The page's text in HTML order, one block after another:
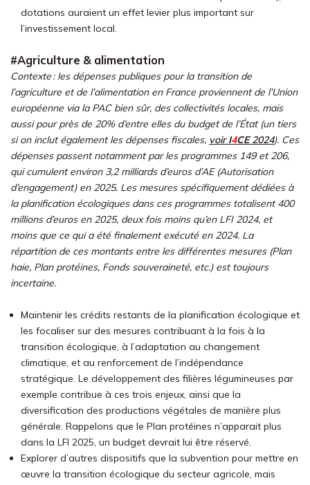
dotations auraient un effet levier plus important sur
l’investissement local.
#Agriculture & alimentation
Contexte : les dépenses publiques pour la transition de
l’agriculture et de l’alimentation en France proviennent de l’Union
européenne via la PAC bien sûr, des collectivités locales, mais
aussi pour près de 20% d’entre elles du budget de l’État (un tiers
si on inclut également les dépenses fiscales, voirI4CE2024). Ces
dépenses passent notamment par les programmes 149 et 206,
qui cumulent environ 3,2 milliards d’euros d’AE (Autorisation
d’engagement) en 2025. Les mesures spécifiquement dédiées à
la planification écologiques dans ces programmes totalisent 400
millions d’euros en 2025, deux fois moins qu’en LFI 2024, et
moins que ce qui a été finalement exécuté en 2024. La
répartition de ces montants entre les différentes mesures (Plan
haie, Plan protéines, Fonds souveraineté, etc.) est toujours
incertaine.
Maintenir les crédits restants de la planification écologique et
les focaliser sur des mesures contribuant à la fois à la
transition écologique, à l’adaptation au changement
climatique, et au renforcement de l’indépendance
stratégique. Le développement des filières légumineuses par
exemple contribue à ces trois enjeux, ainsi que la
diversification des productions végétales de manière plus
générale. Rappelons que le Plan protéines n’apparait plus
dans la LFI 2025, un budget devrait lui être réservé.
Explorer d’autres dispositifs que la subvention pour mettre en
œuvre la transition écologique du secteur agricole, mais